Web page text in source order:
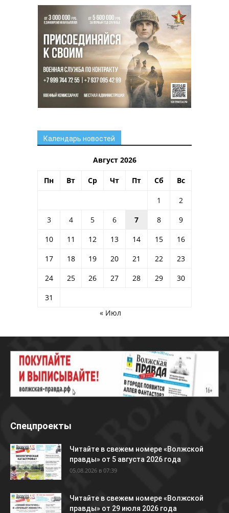
Календарь новостей
Август 2026
Пн Вт Ср Чт Пт Сб Вс
1
2
3
4 5 6 7 8
9
10
11 12 13 14 15
16
17
18 19 20 21 22
23
24
25 26 27 28 29
30
31
« Июл
Спецпроекты
Читайте в свежем номере «Волжской
правды» от 5 августа 2026 года
05.08.2026 в 07:39
Читайте в свежем номере «Волжской
правды» от 29 июля 2026 года